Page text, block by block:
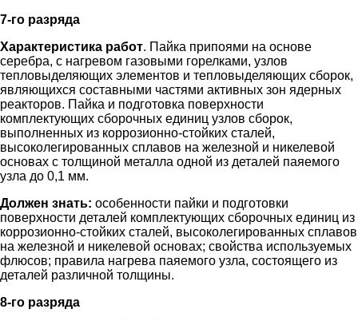
7-го разряда
Характеристика работ. Пайка припоями на основе
серебра, с нагревом газовыми горелками, узлов
тепловыделяющих элементов и тепловыделяющих сборок,
являющихся составными частями активных зон ядерных
реакторов. Пайка и подготовка поверхности
комплектующих сборочных единиц узлов сборок,
выполненных из коррозионно-стойких сталей,
высоколегированных сплавов на железной и никелевой
основах с толщиной металла одной из деталей паяемого
узла до 0,1 мм.
Должен знать: особенности пайки и подготовки
поверхности деталей комплектующих сборочных единиц из
коррозионно-стойких сталей, высоколегированных сплавов
на железной и никелевой основах; свойства используемых
флюсов; правила нагрева паяемого узла, состоящего из
деталей различной толщины.
8-го разряда